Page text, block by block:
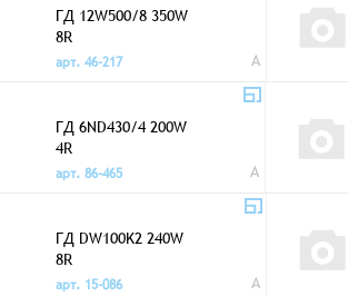
ГД 12W500/8 350W
8R
арт. 46-217
A
ГД 6ND430/4 200W
4R
арт. 86-465
A
ГД DW100K2 240W
8R
арт. 15-086
A